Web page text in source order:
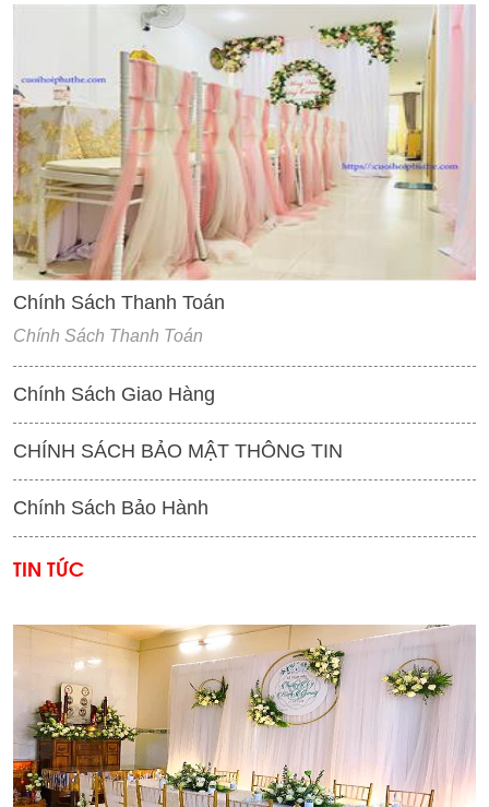
'
Chính Sách Thanh Toán
Chính Sách Thanh Toán
Chính Sách Giao Hàng
CHÍNH SÁCH BẢO MẬT THÔNG TIN
Chính Sách Bảo Hành
TIN TỨC
'